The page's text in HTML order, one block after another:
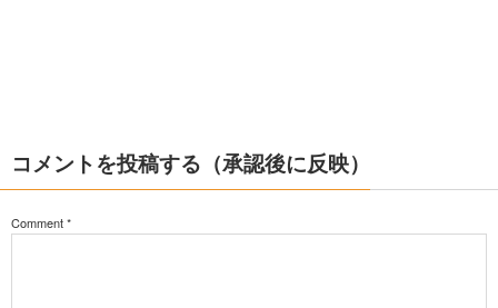
コメントを投稿する（承認後に反映）
Comment*